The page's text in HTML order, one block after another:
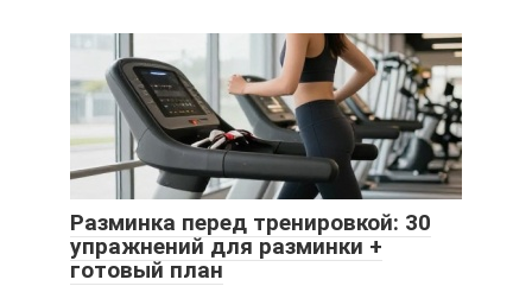
Разминка перед тренировкой: 30
упражнений для разминки +
готовый план